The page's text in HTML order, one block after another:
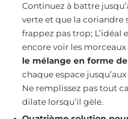
Continuez à battre
verte et que la coriandre
frappez pas trop; L’idéal
encore voir les morceaux
le mélange en forme
chaque espace
Ne remplissez pas tout
dilate lorsqu’il gèle.